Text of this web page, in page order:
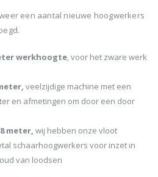
een aantal nieuwe hoogwerkers
werkhoogte, voor het zware werk
veelzijdige machine met een
en afmetingen om door een door
meter, wij hebben onze vloot
schaarhoogwerkers voor inzet in
van loodsen